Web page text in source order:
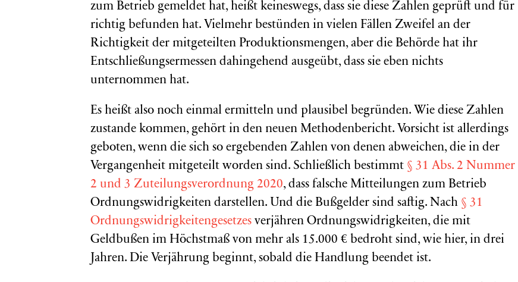
zum Betrieb gemeldet hat, heißt keineswegs, dass sie diese Zahlen geprüft und für
richtig befunden hat. Vielmehr bestünden in vielen Fällen Zweifel an der
Richtigkeit der mitgeteilten Produktionsmengen, aber die Behörde hat ihr
Entschließungsermessen dahingehend ausgeübt, dass sie eben nichts
unternommen hat.
Es heißt also noch einmal ermitteln und plausibel begründen. Wie diese Zahlen
zustande kommen, gehört in den neuen Methodenbericht. Vorsicht ist allerdings
geboten, wenn die sich so ergebenden Zahlen von denen abweichen, die in der
Vergangenheit mitgeteilt worden sind. Schließlich bestimmt § 31 Abs. 2 Nummer
2 und 3 Zuteilungsverordnung 2020, dass falsche Mitteilungen zum Betrieb
Ordnungswidrigkeiten darstellen. Und die Bußgelder sind saftig. Nach § 31
Ordnungswidrigkeitengesetzes verjähren Ordnungswidrigkeiten, die mit
Geldbußen im Höchstmaß von mehr als 15.000 € bedroht sind, wie hier, in drei
Jahren. Die Verjährung beginnt, sobald die Handlung beendet ist.